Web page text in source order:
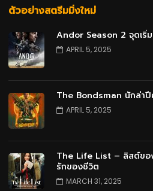
ตัวอย่างสตรีมมิ่งใหม่
Andor Season 2 จุดเริ่
APRIL 5, 2025
The Bondsman นักล่า
APRIL 5, 2025
The Life List – ลิสต์ขอ
รักของชีวิต
MARCH 31, 2025